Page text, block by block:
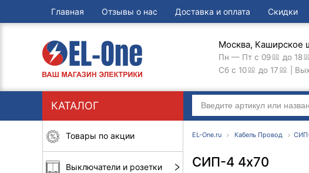
Главная Отзывы о нас Доставка и оплата Скидки
Москва, Каширское
Пн — Пт с 0900 до 18
Сб с 1000 до 17 00 |
КАТАЛОГ
Товары по акции
Выключатели и розетки
EL-One.ru Кабель Провод
СИП-4 4х70